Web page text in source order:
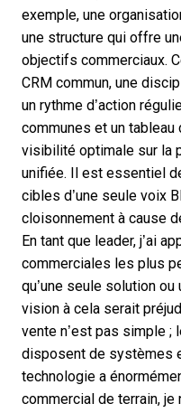
exemple, une
une structure qui offre
objectifs commerciaux.
CRM commun, une
un rythme d’action
communes et un tableau
visibilité optimale sur la
unifiée. Il est essentiel
cibles d’une seule voix
cloisonnement à cause
En tant que leader, j’ai
commerciales les plus
qu’une seule solution
vision à cela serait
vente n’est pas simple ;
disposent de systèmes
technologie a
commercial de terrain, je